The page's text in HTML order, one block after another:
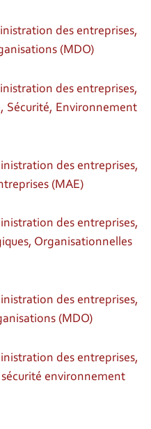
des entreprises,
(MDO)
des entreprises,
Sécurité, Environnement
des entreprises,
(MAE)
des entreprises,
Organisationnelles
des entreprises,
(MDO)
des entreprises,
environnement